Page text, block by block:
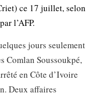
ce 17 juillet, selon
l’AFP.
jours seulement
Comlan Soussoukpé,
en Côte d’Ivoire
Deux affaires